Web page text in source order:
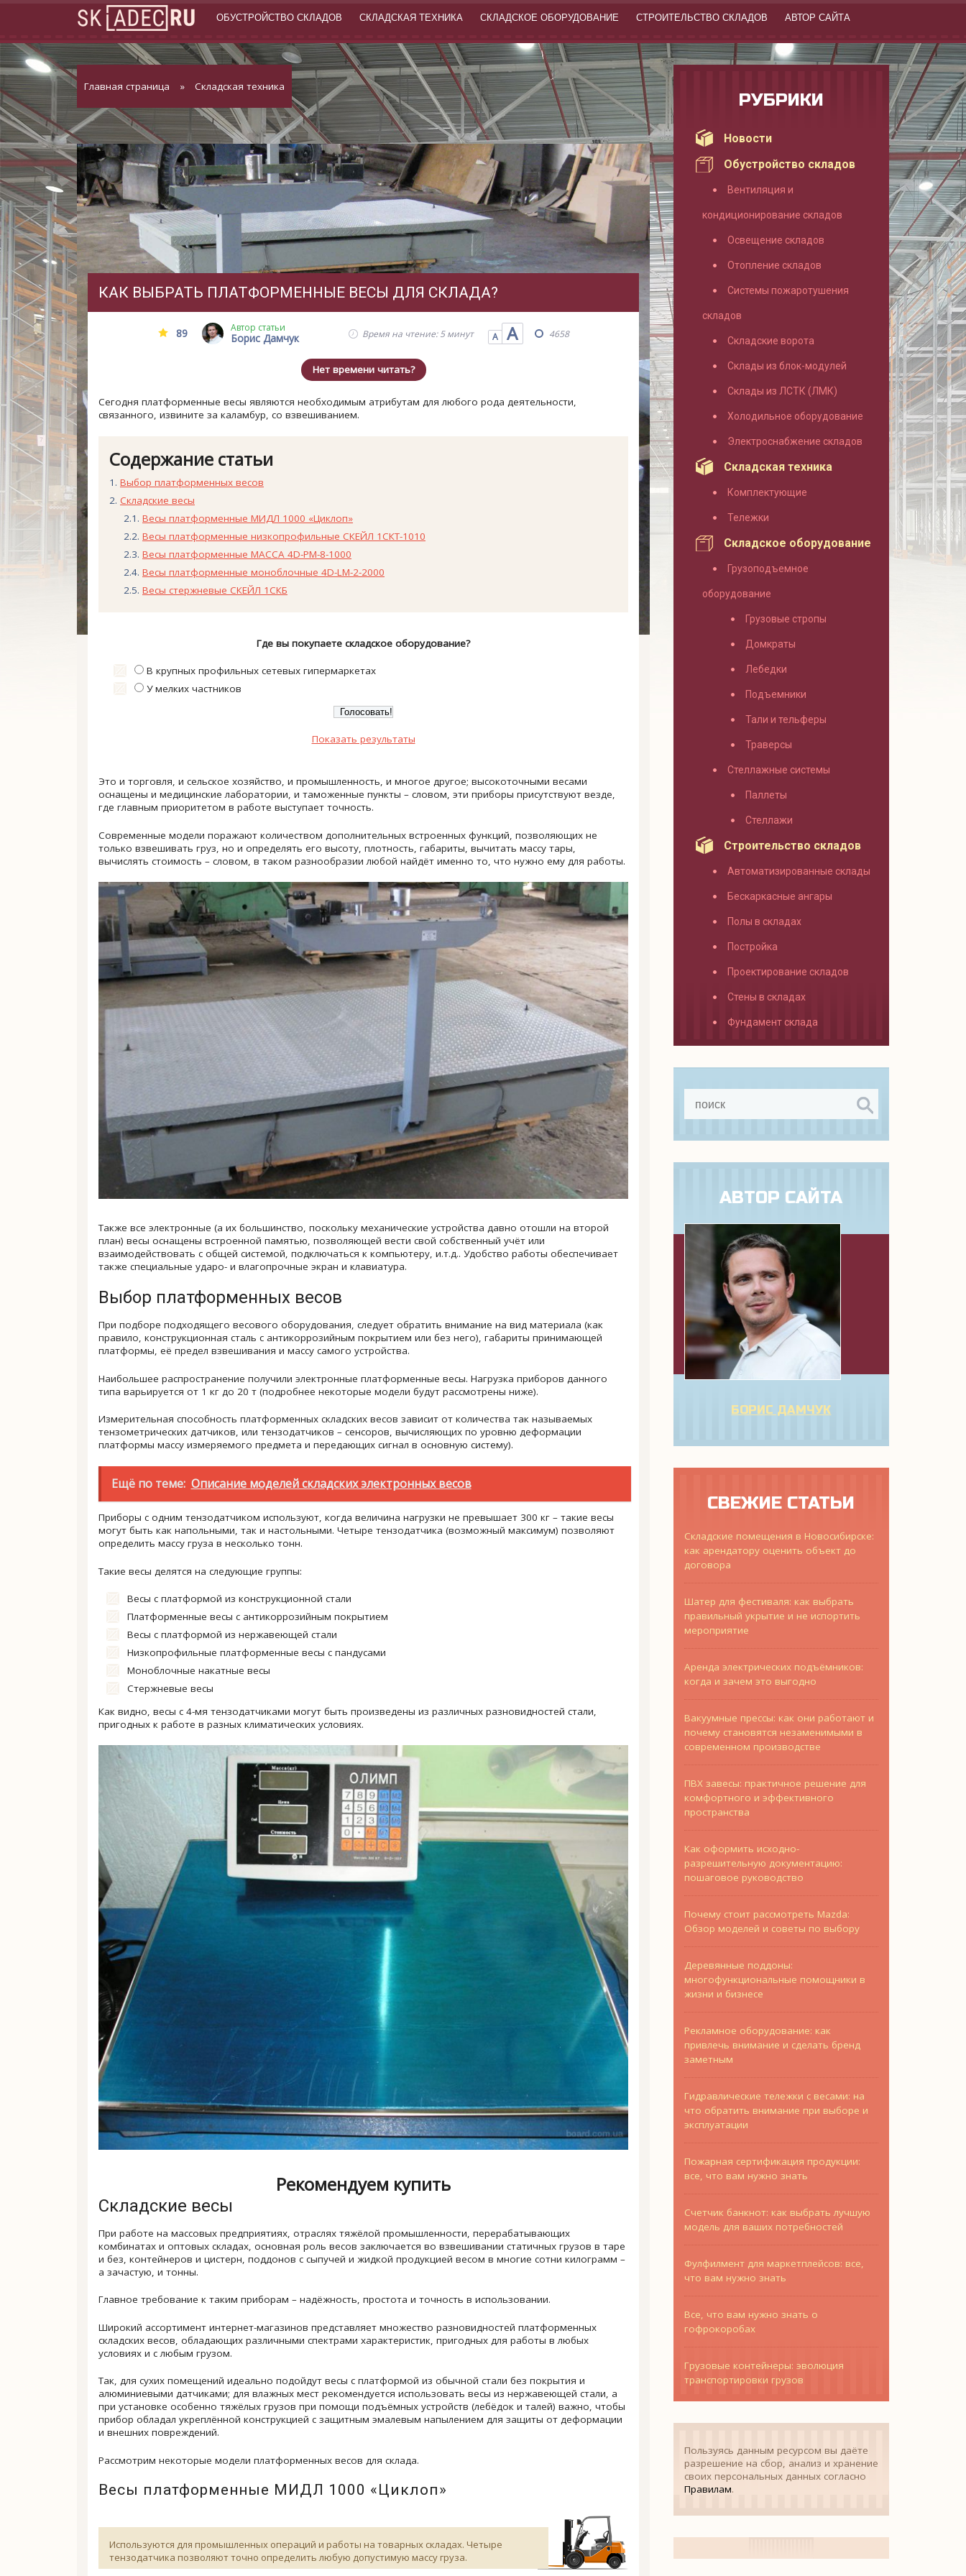
ОБУСТРОЙСТВО СКЛАДОВ СКЛАДСКАЯ ТЕХНИКА СКЛАДСКОЕ ОБОРУДОВАНИЕ СТРОИТЕЛЬСТВО СКЛАДОВ АВТОР САЙТА
Главная страница » Складская техника
КАК ВЫБРАТЬ ПЛАТФОРМЕННЫЕ ВЕСЫ ДЛЯ СКЛАДА?
89 Автор статьи
Борис Дамчук Время на чтение: 5 минут А А 4658
Нет времени читать?
Сегодня платформенные весы являются необходимым атрибутам для любого рода деятельности,
связанного, извините за каламбур, со взвешиванием.
Содержание статьи
Выбор платформенных весов
Складские весы
Весы платформенные МИДЛ 1000 «Циклоп»
Весы платформенные низкопрофильные СКЕЙЛ 1СКТ-1010
Весы платформенные МАССА 4D-PM-8-1000
Весы платформенные моноблочные 4D-LM-2-2000
Весы стержневые СКЕЙЛ 1СКБ
Где вы покупаете складское оборудование?
В крупных профильных сетевых гипермаркетах
У мелких частников
Показать результаты
Это и торговля, и сельское хозяйство, и промышленность, и многое другое; высокоточными весами
оснащены и медицинские лаборатории, и таможенные пункты – словом, эти приборы присутствуют везде,
где главным приоритетом в работе выступает точность.
Современные модели поражают количеством дополнительных встроенных функций, позволяющих не
только взвешивать груз, но и определять его высоту, плотность, габариты, вычитать массу тары,
вычислять стоимость – словом, в таком разнообразии любой найдёт именно то, что нужно ему для работы.
Также все электронные (а их большинство, поскольку механические устройства давно отошли на второй
план) весы оснащены встроенной памятью, позволяющей вести свой собственный учёт или
взаимодействовать с общей системой, подключаться к компьютеру, и.т.д.. Удобство работы обеспечивает
также специальные ударо- и влагопрочные экран и клавиатура.
Выбор платформенных весов
При подборе подходящего весового оборудования, следует обратить внимание на вид материала (как
правило, конструкционная сталь с антикоррозийным покрытием или без него), габариты принимающей
платформы, её предел взвешивания и массу самого устройства.
Наибольшее распространение получили электронные платформенные весы. Нагрузка приборов данного
типа варьируется от 1 кг до 20 т (подробнее некоторые модели будут рассмотрены ниже).
Измерительная способность платформенных складских весов зависит от количества так называемых
тензометрических датчиков, или тензодатчиков – сенсоров, вычисляющих по уровню деформации
платформы массу измеряемого предмета и передающих сигнал в основную систему).
Ещё по теме: Описание моделей складских электронных весов
Приборы с одним тензодатчиком используют, когда величина нагрузки не превышает 300 кг – такие весы
могут быть как напольными, так и настольными. Четыре тензодатчика (возможный максимум) позволяют
определить массу груза в несколько тонн.
Такие весы делятся на следующие группы:
Весы с платформой из конструкционной стали
Платформенные весы с антикоррозийным покрытием
Весы с платформой из нержавеющей стали
Низкопрофильные платформенные весы с пандусами
Моноблочные накатные весы
Стержневые весы
Как видно, весы с 4-мя тензодатчиками могут быть произведены из различных разновидностей стали,
пригодных к работе в разных климатических условиях.
Рекомендуем купить
Складские весы
При работе на массовых предприятиях, отраслях тяжёлой промышленности, перерабатывающих
комбинатах и оптовых складах, основная роль весов заключается во взвешивании статичных грузов в таре
и без, контейнеров и цистерн, поддонов с сыпучей и жидкой продукцией весом в многие сотни килограмм –
а зачастую, и тонны.
Главное требование к таким приборам – надёжность, простота и точность в использовании.
Широкий ассортимент интернет-магазинов представляет множество разновидностей платформенных
складских весов, обладающих различными спектрами характеристик, пригодных для работы в любых
условиях и с любым грузом.
Так, для сухих помещений идеально подойдут весы с платформой из обычной стали без покрытия и
алюминиевыми датчиками; для влажных мест рекомендуется использовать весы из нержавеющей стали, а
при установке особенно тяжёлых грузов при помощи подъёмных устройств (лебёдок и талей) важно, чтобы
прибор обладал укреплённой конструкцией с защитным эмалевым напылением для защиты от деформации
и внешних повреждений.
Рассмотрим некоторые модели платформенных весов для склада.
Весы платформенные МИДЛ 1000 «Циклоп»
Используются для промышленных операций и работы на товарных складах. Четыре
тензодатчика позволяют точно определить любую допустимую массу груза.
РУБРИКИ
Новости
Обустройство складов
Вентиляция и
кондиционирование складов
Освещение складов
Отопление складов
Системы пожаротушения
складов
Складские ворота
Склады из блок-модулей
Склады из ЛСТК (ЛМК)
Холодильное оборудование
Электроснабжение складов
Складская техника
Комплектующие
Тележки
Складское оборудование
Грузоподъемное
оборудование
Грузовые стропы
Домкраты
Лебедки
Подъемники
Тали и тельферы
Траверсы
Стеллажные системы
Паллеты
Стеллажи
Строительство складов
Автоматизированные склады
Бескаркасные ангары
Полы в складах
Постройка
Проектирование складов
Стены в складах
Фундамент склада
АВТОР САЙТА
БОРИС ДАМЧУК
СВЕЖИЕ СТАТЬИ
Складские помещения в Новосибирске:
как арендатору оценить объект до
договора
Шатер для фестиваля: как выбрать
правильный укрытие и не испортить
мероприятие
Аренда электрических подъёмников:
когда и зачем это выгодно
Вакуумные прессы: как они работают и
почему становятся незаменимыми в
современном производстве
ПВХ завесы: практичное решение для
комфортного и эффективного
пространства
Как оформить исходно-
разрешительную документацию:
пошаговое руководство
Почему стоит рассмотреть Mazda:
Обзор моделей и советы по выбору
Деревянные поддоны:
многофункциональные помощники в
жизни и бизнесе
Рекламное оборудование: как
привлечь внимание и сделать бренд
заметным
Гидравлические тележки с весами: на
что обратить внимание при выборе и
эксплуатации
Пожарная сертификация продукции:
все, что вам нужно знать
Счетчик банкнот: как выбрать лучшую
модель для ваших потребностей
Фулфилмент для маркетплейсов: все,
что вам нужно знать
Все, что вам нужно знать о
гофрокоробах
Грузовые контейнеры: эволюция
транспортировки грузов
Пользуясь данным ресурсом вы даёте
разрешение на сбор, анализ и хранение
своих персональных данных согласно
Правилам.